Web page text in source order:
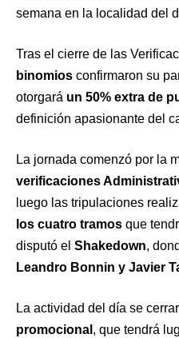
semana en la localidad del
Tras el cierre de las
binomios confirmaron su
otorgará un 50% extra de
definición apasionante del
La jornada comenzó por la
verificaciones
luego las tripulaciones
los cuatro tramos que
disputó el Shakedown,
Leandro Bonnin y Javier
La actividad del día se
promocional , que tendrá